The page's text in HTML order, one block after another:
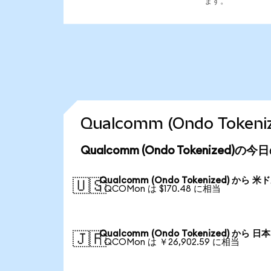
Qualcomm (Ondo
Qualcomm (Ondo Tokenized)の今
🇺🇸Qualcomm (Ondo Tokenized) から 米
1 QCOMon は $170.48 に相当
🇯🇵Qualcomm (Ondo Tokenized) から 日
1 QCOMon は ￥26,902.59 に相当